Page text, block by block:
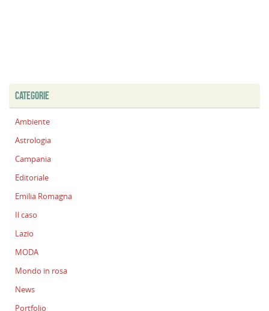
CATEGORIE
Ambiente
Astrologia
Campania
Editoriale
Emilia Romagna
Il caso
Lazio
MODA
Mondo in rosa
News
Portfolio